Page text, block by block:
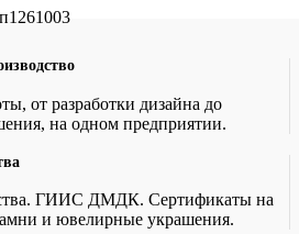
п1261003
от разработки дизайна до
на одном предприятии.
ГИИС ДМДК. Сертификаты на
и ювелирные украшения.